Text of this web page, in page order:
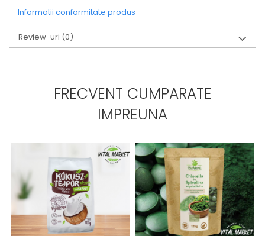
Informatii conformitate produs
Review-uri (0)
FRECVENT CUMPARATE
IMPREUNA